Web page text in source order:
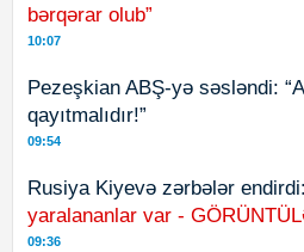
bərqərar olub”
10:07
Pezeşkian ABŞ-yə səsləndi:
qayıtmalıdır!”
09:54
Rusiya Kiyevə zərbələr endirdi:
yaralananlar var -
09:36